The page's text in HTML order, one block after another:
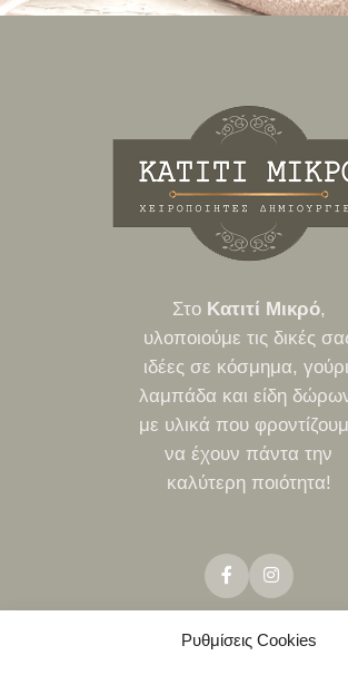
Ρυθμίσεις Cookies
Στο Κατιτί Μικρό,
υλοποιούμε τις δικές
ιδέες σε κόσμημα,
λαμπάδα και είδη
με υλικά που
να έχουν πάντα την
καλύτερη ποιότητα!